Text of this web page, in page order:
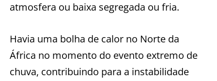
atmosfera ou baixa segregada ou fria.
Havia uma bolha de calor no Norte da
África no momento do evento extremo de
chuva, contribuindo para a instabilidade